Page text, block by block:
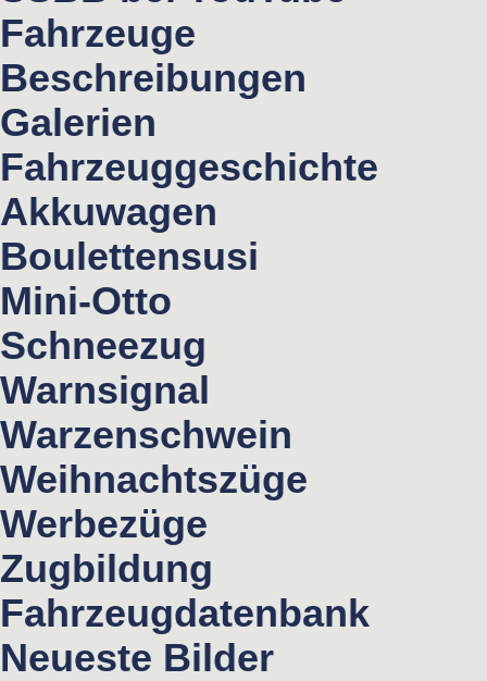
Fahrzeuge
Beschreibungen
Galerien
Fahrzeuggeschichte
Akkuwagen
Boulettensusi
Mini-Otto
Schneezug
Warnsignal
Warzenschwein
Weihnachtszüge
Werbezüge
Zugbildung
Fahrzeugdatenbank
Neueste Bilder